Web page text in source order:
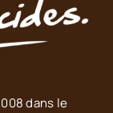
dans le